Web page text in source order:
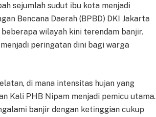
sejumlah sudut ibu kota menjadi
Bencana Daerah (BPBD) DKI Jakarta
wilayah kini terendam banjir.
peringatan dini bagi warga
di mana intensitas hujan yang
Kali PHB Nipam menjadi pemicu utama.
banjir dengan ketinggian cukup